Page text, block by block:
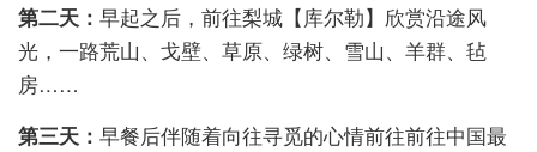
第二天： 早起之后，前往梨城【库尔勒】欣赏沿途风
光，一路荒山、戈壁、草原、绿树、雪山、羊群、毡
房……
第三天： 早餐后伴随着向往寻觅的心情前往前往中国最